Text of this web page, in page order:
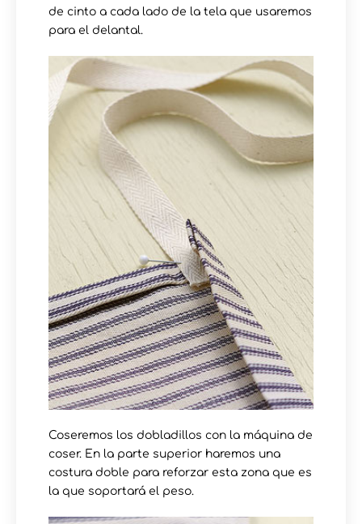
de cinto a cada lado de la tela que usaremos
para el delantal.
Coseremos los dobladillos con la máquina de
coser. En la parte superior haremos una
costura doble para reforzar esta zona que es
la que soportará el peso.